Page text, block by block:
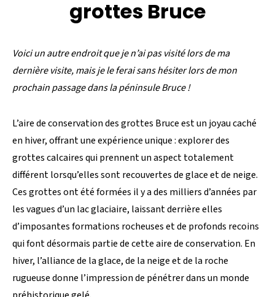
grottes Bruce
Voici un autre endroit que je n’ai pas visité lors de ma
dernière visite, mais je le ferai sans hésiter lors de mon
prochain passage dans la péninsule Bruce !
L’aire de conservation des grottes Bruce est un joyau caché
en hiver, offrant une expérience unique : explorer des
grottes calcaires qui prennent un aspect totalement
différent lorsqu’elles sont recouvertes de glace et de neige.
Ces grottes ont été formées il y a des milliers d’années par
les vagues d’un lac glaciaire, laissant derrière elles
d’imposantes formations rocheuses et de profonds recoins
qui font désormais partie de cette aire de conservation. En
hiver, l’alliance de la glace, de la neige et de la roche
rugueuse donne l’impression de pénétrer dans un monde